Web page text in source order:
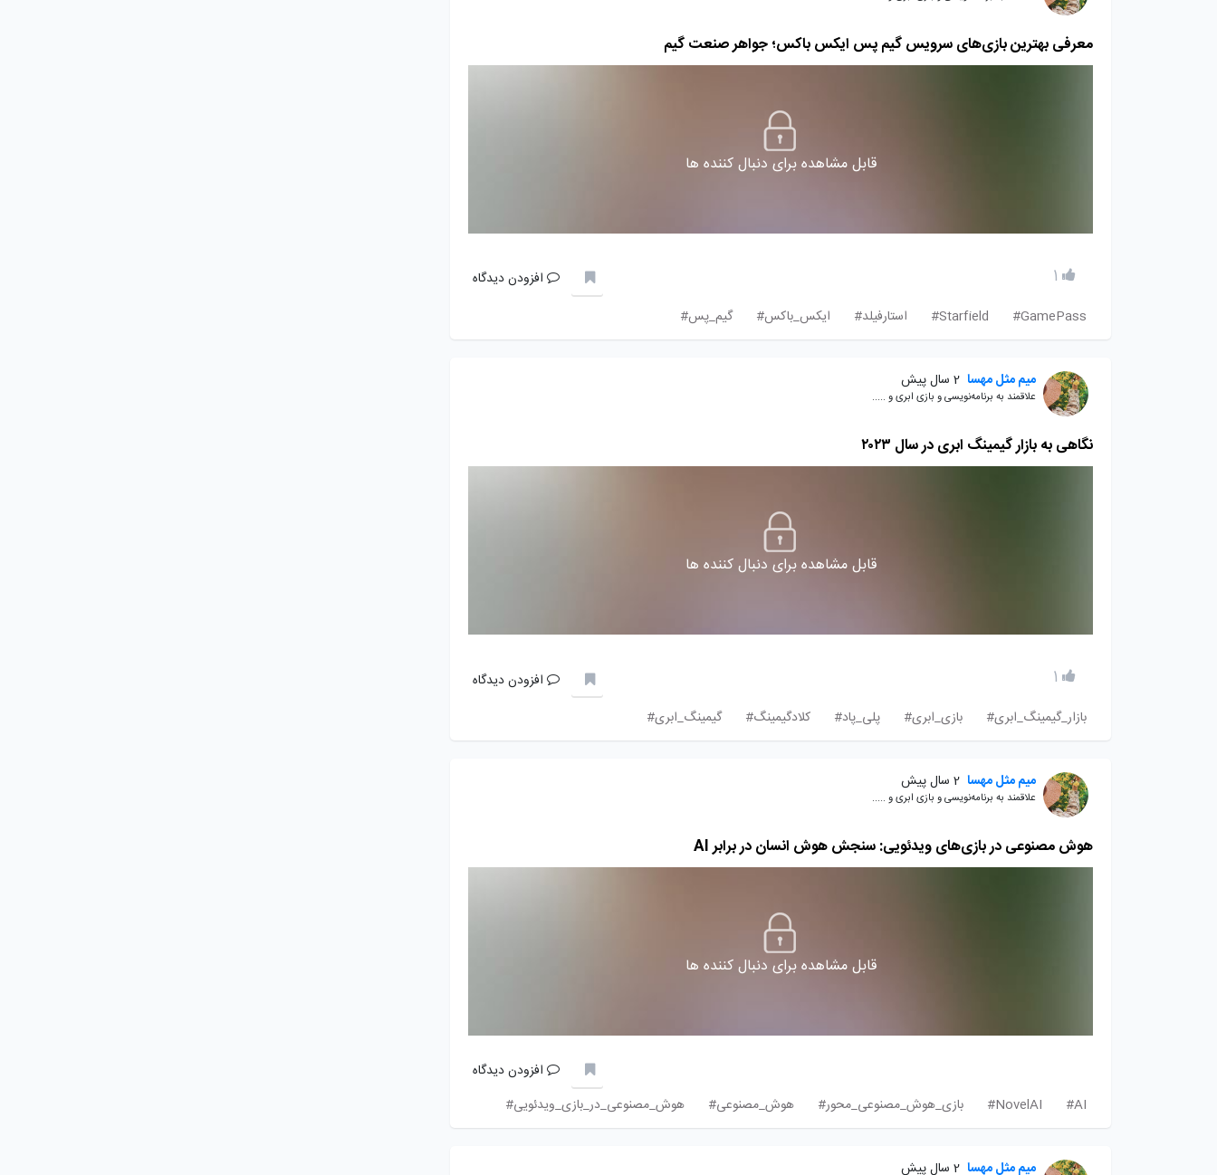
معرفی بهترین بازی‌های سرویس گیم پس ایکس باکس؛ جواهر صنعت گیم
قابل مشاهده برای دنبال کننده ها
1
افزودن دیدگاه
GamePass#
Starfield# استارفیلد# ایکس_باکس# گیم_پس#
میم مثل مهسا 2 سال پیش
علاقمند به برنامه‌نویسی و بازی ابری و .....
نگاهی به بازار گیمینگ ابری در سال ۲۰۲۳
قابل مشاهده برای دنبال کننده ها
1
افزودن دیدگاه
بازار_گیمینگ_ابری#
بازی_ابری# پلی_پاد# کلادگیمینگ# گیمینگ_ابری#
میم مثل مهسا 2 سال پیش
علاقمند به برنامه‌نویسی و بازی ابری و .....
هوش مصنوعی در بازی‌های ویدئویی: سنجش هوش انسان در برابر AI
قابل مشاهده برای دنبال کننده ها
افزودن دیدگاه
AI#
NovelAI# بازی_هوش_مصنوعی_محور# هوش_مصنوعی# هوش_مصنوعی_در_بازی_ویدئویی#
میم مثل مهسا 2 سال پیش